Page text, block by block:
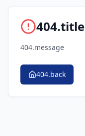
404.title
404.message
404.back